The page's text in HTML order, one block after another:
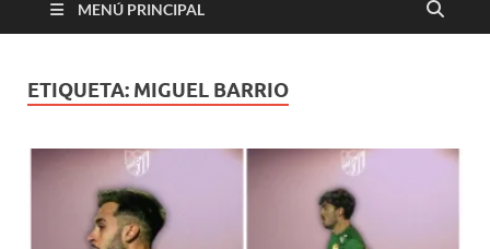
MENÚ PRINCIPAL
ETIQUETA: MIGUEL BARRIO